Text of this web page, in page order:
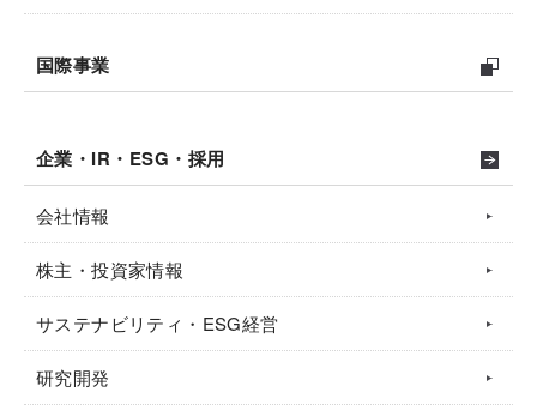
国際事業
企業・IR・ESG・採用
会社情報
株主・投資家情報
サステナビリティ・ESG経営
研究開発